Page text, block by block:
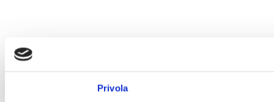
Privola